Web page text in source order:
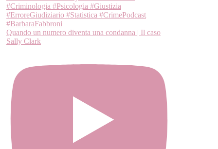
Quando un numero diventa una condanna | Il caso
Sally Clark